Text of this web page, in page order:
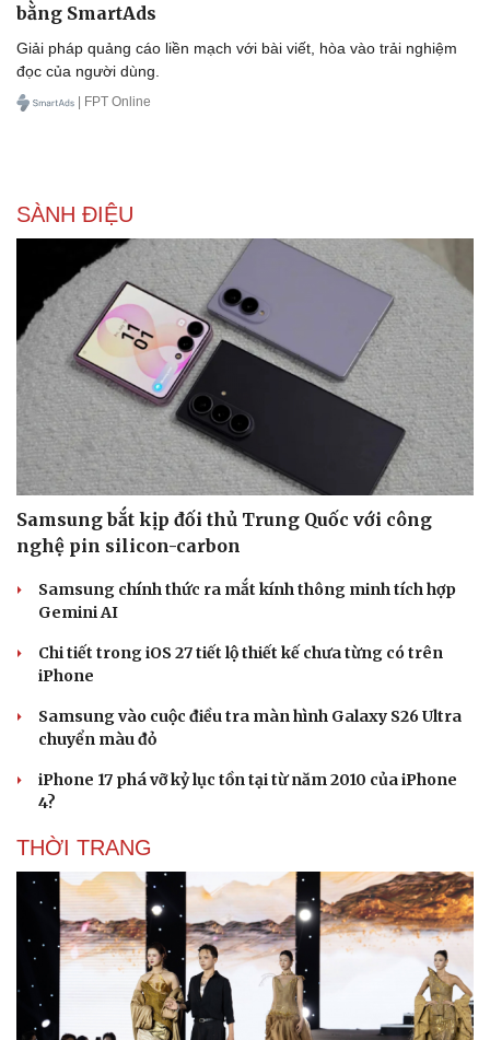
Văn hóa
Sân khấu - Điện ảnh
Văn học
Di sản
Nghệ sĩ
bằng SmartAds
Giải pháp quảng cáo liền mạch với bài viết, hòa vào trải nghiệm
đọc của người dùng.
| FPT Online
SÀNH ĐIỆU
Samsung bắt kịp đối thủ Trung Quốc với công
nghệ pin silicon-carbon
Samsung chính thức ra mắt kính thông minh tích hợp
Gemini AI
Chi tiết trong iOS 27 tiết lộ thiết kế chưa từng có trên
iPhone
Samsung vào cuộc điều tra màn hình Galaxy S26 Ultra
chuyển màu đỏ
iPhone 17 phá vỡ kỷ lục tồn tại từ năm 2010 của iPhone
4?
THỜI TRANG